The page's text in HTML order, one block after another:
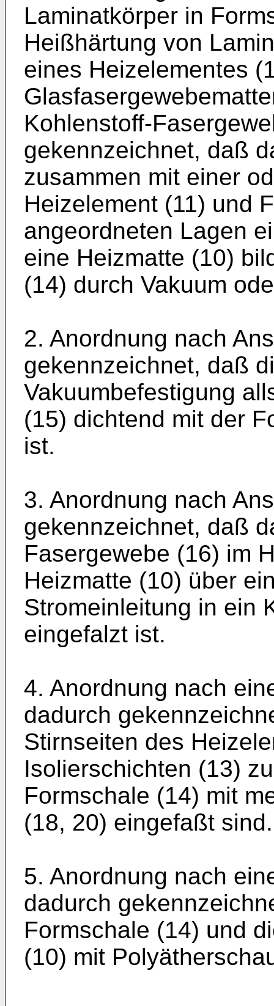
Laminatkörper in
Heißhärtung von
eines Heizelementes
Kohlenstoff-
gekennzeichnet, daß
zusammen mit einer
Heizelement (11) und
angeordneten Lagen
eine Heizmatte (10)
(14) durch Vakuum
2. Anordnung nach
gekennzeichnet, daß
Vakuumbefestigung
(15) dichtend mit der
ist.
3. Anordnung nach
gekennzeichnet, daß
Fasergewebe (16) im
Heizmatte (10) über
Stromeinleitung in ein
eingefalzt ist.
4. Anordnung nach
dadurch
Stirnseiten des
Isolierschichten (13)
Formschale (14) mit
(18, 20) eingefaßt sind.
5. Anordnung nach
dadurch
Formschale (14) und
(10) mit